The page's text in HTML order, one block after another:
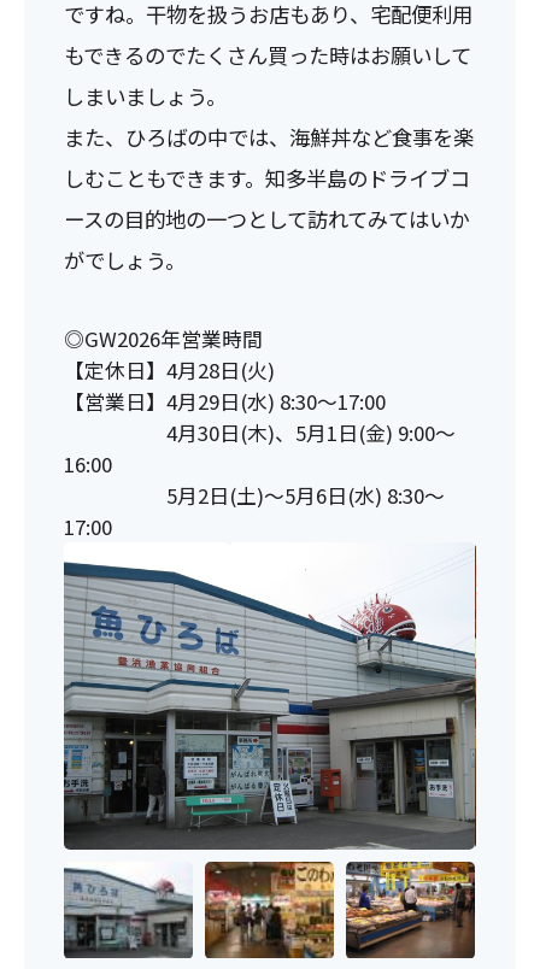
ですね。干物を扱うお店もあり、宅配便利用
もできるのでたくさん買った時はお願いして
しまいましょう。
また、ひろばの中では、海鮮丼など食事を楽
しむこともできます。知多半島のドライブコ
ースの目的地の一つとして訪れてみてはいか
がでしょう。
◎GW2026年営業時間
【定休日】4月28日(火)
【営業日】4月29日(水) 8:30～17:00
4月30日(木)、5月1日(金) 9:00～
16:00
5月2日(土)～5月6日(水) 8:30～
17:00